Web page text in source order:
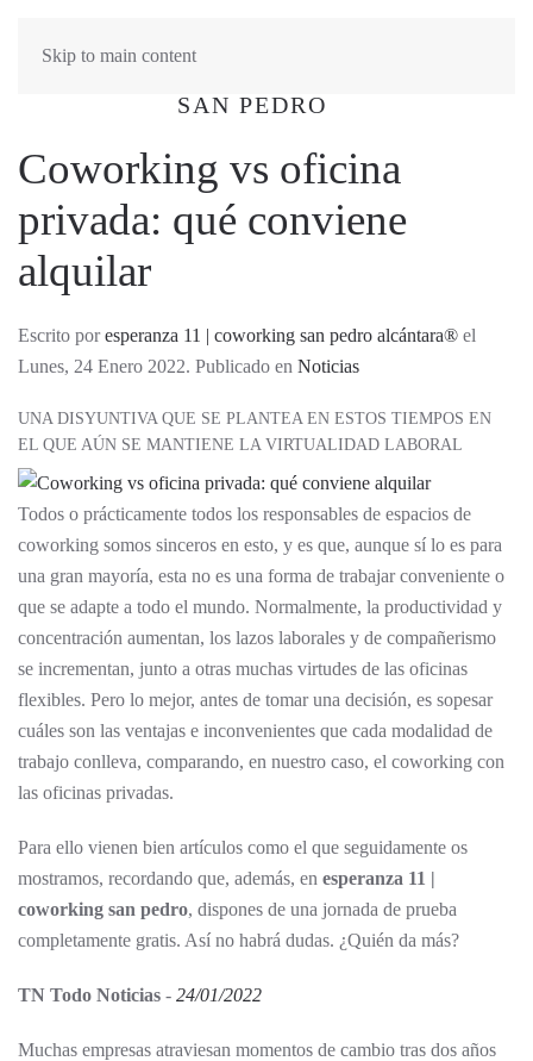
Skip to main content
Coworking vs oficina
privada: qué conviene
alquilar
Escrito poresperanza 11 | coworking san pedro alcántara® el
Lunes, 24 Enero 2022. Publicado en Noticias
UNA DISYUNTIVA QUE SE PLANTEA EN ESTOS TIEMPOS EN
EL QUE AÚN SE MANTIENE LA VIRTUALIDAD LABORAL
Todos o prácticamente todos los responsables de espacios de
coworking somos sinceros en esto, y es que, aunque sí lo es para
una gran mayoría, esta no es una forma de trabajar conveniente o
que se adapte a todo el mundo. Normalmente, la productividad y
concentración aumentan, los lazos laborales y de compañerismo
se incrementan, junto a otras muchas virtudes de las oficinas
flexibles. Pero lo mejor, antes de tomar una decisión, es sopesar
cuáles son las ventajas e inconvenientes que cada modalidad de
trabajo conlleva, comparando, en nuestro caso, el coworking con
las oficinas privadas.
Para ello vienen bien artículos como el que seguidamente os
mostramos, recordando que, además, en esperanza 11 |
coworking san pedro, dispones de una jornada de prueba
completamente gratis. Así no habrá dudas. ¿Quién da más?
TN Todo Noticias - 24/01/2022
Muchas empresas atraviesan momentos de cambio tras dos años